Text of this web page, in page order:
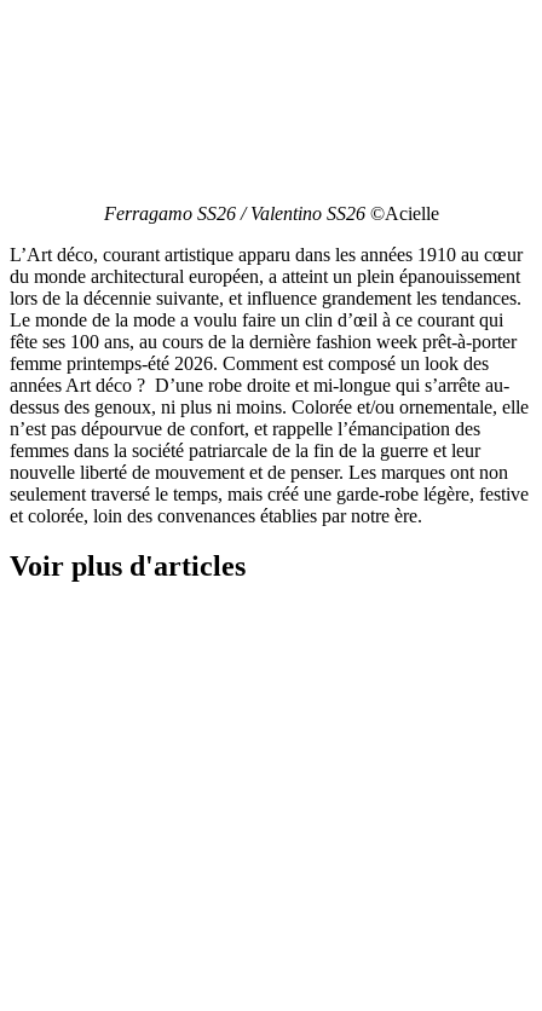
Ferragamo SS26 / Valentino SS26 ©Acielle
L’Art déco, courant artistique apparu dans les années 1910 au cœur
du monde architectural européen, a atteint un plein épanouissement
lors de la décennie suivante, et influence grandement les tendances.
Le monde de la mode a voulu faire un clin d’œil à ce courant qui
fête ses 100 ans, au cours de la dernière fashion week prêt-à-porter
femme printemps-été 2026. Comment est composé un look des
années Art déco ? D’une robe droite et mi-longue qui s’arrête au-
dessus des genoux, ni plus ni moins. Colorée et/ou ornementale, elle
n’est pas dépourvue de confort, et rappelle l’émancipation des
femmes dans la société patriarcale de la fin de la guerre et leur
nouvelle liberté de mouvement et de penser. Les marques ont non
seulement traversé le temps, mais créé une garde-robe légère, festive
et colorée, loin des convenances établies par notre ère.
Voir plus d'articles